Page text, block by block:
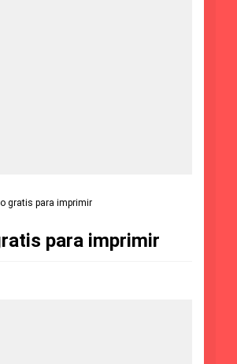
gratis para imprimir
para imprimir